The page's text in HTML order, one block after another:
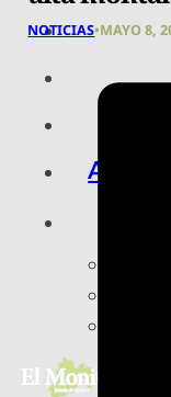
ARTE,
NOTICIAS•MAYO 8,